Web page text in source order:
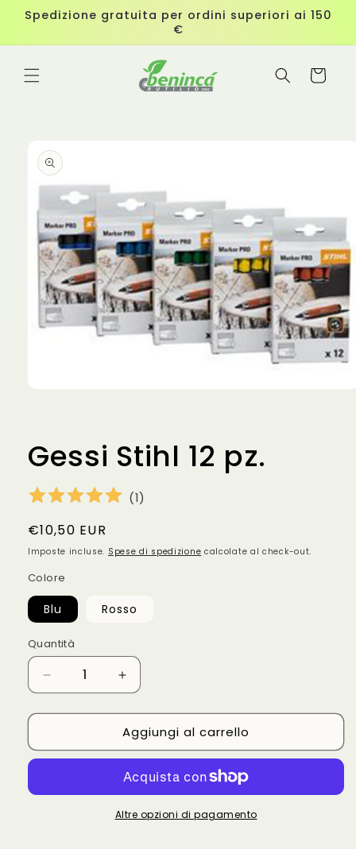
direttamente
Spedizione gratuita per ordini superiori ai 150
€
Carrello
prodotto
finestra
modale
Gessi Stihl 12 pz.
(1)
Prezzo
di
€10,50 EUR
Imposte incluse. Spese di spedizione calcolate al check-out.
Colore
Blu Rosso
Quantità
Diminuisci
quantità
per
Stihl
Aumenta
quantità
per
Gessi
Stihl
pz.
Aggiungi al carrello
Altre opzioni di pagamento